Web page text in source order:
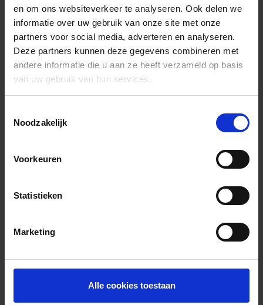
en om ons websiteverkeer te analyseren. Ook delen we
informatie over uw gebruik van onze site met onze
partners voor social media, adverteren en analyseren.
Deze partners kunnen deze gegevens combineren met
andere informatie die u aan ze heeft verzameld op basis
van uw gebruik van hun services.
Noodzakelijk
Voorkeuren
Statistieken
Marketing
Alle cookies toestaan